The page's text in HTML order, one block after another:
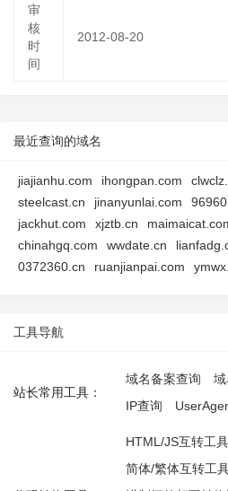
审
核
时
间
2012-08-20
最近查询的域名
jiajianhu.com ihongpan.com
steelcast.cn
jinanyunlai.com
jackhut.com
xjztb.cn
chinahgq.com
wwdate.cn
0372360.cn
ruanjianpai.com
工具导航
站长常用工具：
域名备案查询
IP查询
HTML/JS互转工具
简体/繁体互转工